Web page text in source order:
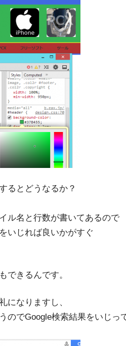
るとどうなるか？
ル名と行数が書いてあるので
いじれば良いかがすぐ
できるんです。
になりますし、
でGoogle検索結果をいじっ